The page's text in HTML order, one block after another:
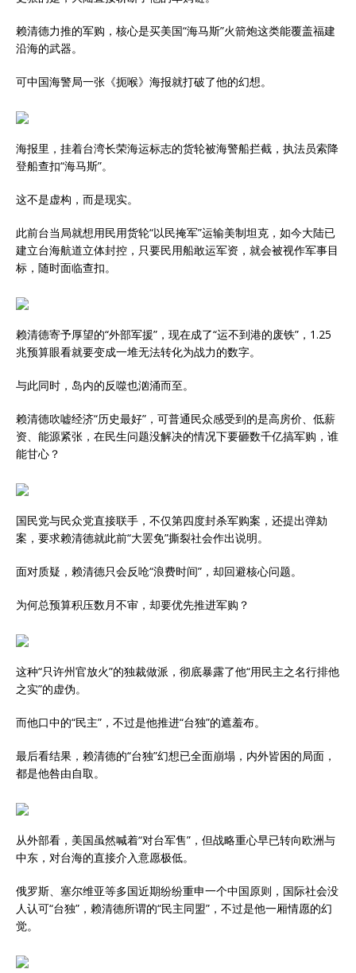
赖清德力推的军购，核心是买美国“海马斯”火箭炮这类能覆盖福建
沿海的武器。
可中国海警局一张《扼喉》海报就打破了他的幻想。
海报里，挂着台湾长荣海运标志的货轮被海警船拦截，执法员索降
登船查扣“海马斯”。
这不是虚构，而是现实。
此前台当局就想用民用货轮“以民掩军”运输美制坦克，如今大陆已
建立台海航道立体封控，只要民用船敢运军资，就会被视作军事目
标，随时面临查扣。
赖清德寄予厚望的“外部军援”，现在成了“运不到港的废铁”，1.25
兆预算眼看就要变成一堆无法转化为战力的数字。
与此同时，岛内的反噬也汹涌而至。
赖清德吹嘘经济“历史最好”，可普通民众感受到的是高房价、低薪
资、能源紧张，在民生问题没解决的情况下要砸数千亿搞军购，谁
能甘心？
国民党与民众党直接联手，不仅第四度封杀军购案，还提出弹劾
案，要求赖清德就此前“大罢免”撕裂社会作出说明。
面对质疑，赖清德只会反呛“浪费时间”，却回避核心问题。
为何总预算积压数月不审，却要优先推进军购？
这种“只许州官放火”的独裁做派，彻底暴露了他“用民主之名行排他
之实”的虚伪。
而他口中的“民主”，不过是他推进“台独”的遮羞布。
最后看结果，赖清德的“台独”幻想已全面崩塌，内外皆困的局面，
都是他咎由自取。
从外部看，美国虽然喊着“对台军售”，但战略重心早已转向欧洲与
中东，对台海的直接介入意愿极低。
俄罗斯、塞尔维亚等多国近期纷纷重申一个中国原则，国际社会没
人认可“台独”，赖清德所谓的“民主同盟”，不过是他一厢情愿的幻
觉。